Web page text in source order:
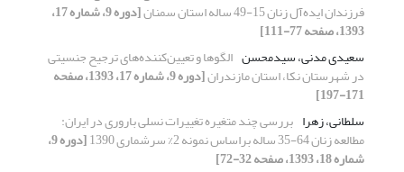
فرزندان ایده‌آل زنان 15-49 ساله استان سمنان [دوره 9، شماره 17،
1393، صفحه 77-111]
سعیدی مدنی، سیدمحسن الگوها و تعیین‌کننده‌های ترجیح جنسیتی
در شهرستان نکا، استان مازندران [دوره 9، شماره 17، 1393، صفحه
171-197]
سلطانی، زهرا بررسی چند متغیره تغییرات نسلی باروری در ایران:
مطالعه زنان 64-35 ساله براساس نمونه 2% سرشماری 1390 [دوره 9،
شماره 18، 1393، صفحه 32-72]